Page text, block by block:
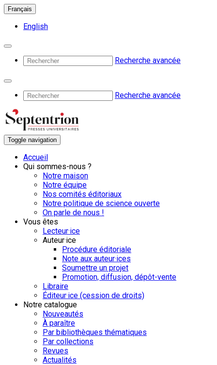
Français
English
Recherche avancée
Recherche avancée
Toggle navigation
Accueil
Qui sommes-nous ?
Notre maison
Notre équipe
Nos comités éditoriaux
Notre politique de science ouverte
On parle de nous !
Vous êtes
Lecteur·ice
Auteur·ice
Procédure éditoriale
Note aux auteur·ices
Soumettre un projet
Promotion, diffusion, dépôt-vente
Libraire
Éditeur·ice (cession de droits)
Notre catalogue
Nouveautés
À paraître
Par bibliothèques thématiques
Par collections
Revues
Actualités